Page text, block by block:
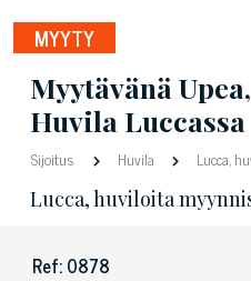
MYYTY
Myytävänä
Huvila Luccassa
Sijoitus Huvila Lucca,
Lucca, huviloita
Ref: 0878